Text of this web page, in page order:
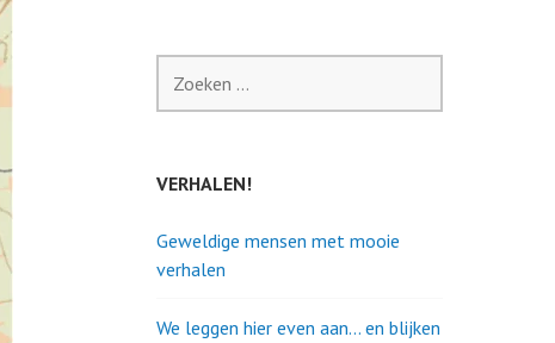
naar:
VERHALEN!
Geweldige mensen met mooie
verhalen
We leggen hier even aan… en blijken